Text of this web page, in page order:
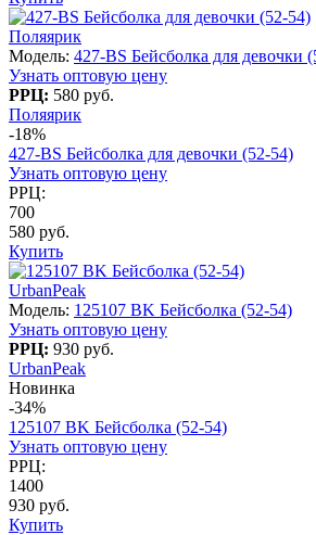
Поляярик
Модель: 427-BS Бейсболка для девочки
Узнать оптовую цену
РРЦ: 580 руб.
Поляярик
-18%
427-BS Бейсболка для девочки (52-54)
Узнать оптовую цену
РРЦ:
700
580 руб.
Купить
UrbanPeak
Модель: 125107 BK Бейсболка (52-54)
Узнать оптовую цену
РРЦ: 930 руб.
UrbanPeak
Новинка
-34%
125107 BK Бейсболка (52-54)
Узнать оптовую цену
РРЦ:
1400
930 руб.
Купить